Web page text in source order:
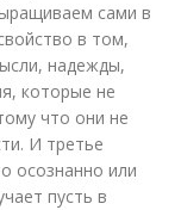
сами в
в том,
надежды,
которые не
что они не
И третье
осознанно или
пусть в